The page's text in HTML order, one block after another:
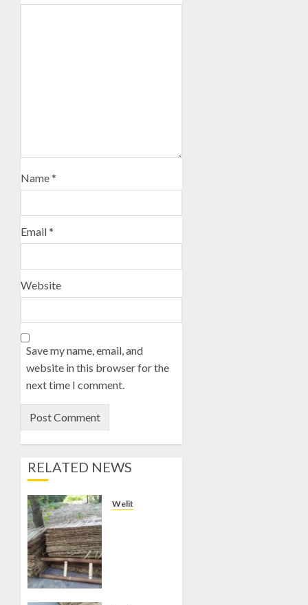
Name*
Email*
Website
Save my name, email, and
website in this browser for the
next time I comment.
RELATED NEWS
Welit